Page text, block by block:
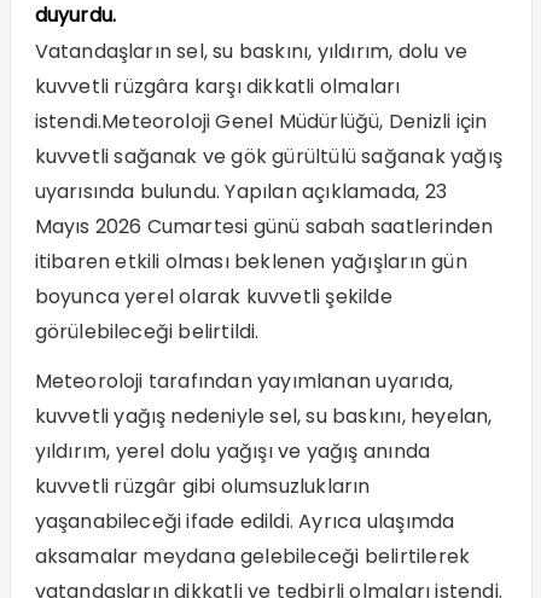
duyurdu.
Vatandaşların sel, su baskını, yıldırım, dolu ve
kuvvetli rüzgâra karşı dikkatli olmaları
istendi.Meteoroloji Genel Müdürlüğü, Denizli için
kuvvetli sağanak ve gök gürültülü sağanak yağış
uyarısında bulundu. Yapılan açıklamada, 23
Mayıs 2026 Cumartesi günü sabah saatlerinden
itibaren etkili olması beklenen yağışların gün
boyunca yerel olarak kuvvetli şekilde
görülebileceği belirtildi.
Meteoroloji tarafından yayımlanan uyarıda,
kuvvetli yağış nedeniyle sel, su baskını, heyelan,
yıldırım, yerel dolu yağışı ve yağış anında
kuvvetli rüzgâr gibi olumsuzlukların
yaşanabileceği ifade edildi. Ayrıca ulaşımda
aksamalar meydana gelebileceği belirtilerek
vatandaşların dikkatli ve tedbirli olmaları istendi.